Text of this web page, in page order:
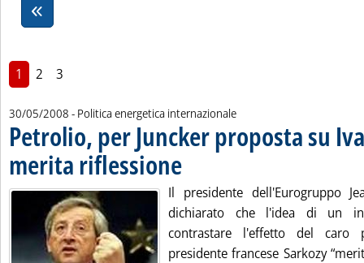
1 2 3
30/05/2008 - Politica energetica internazionale
Petrolio, per Juncker proposta su
merita riflessione . Pubblicata venerdì 30 maggio 2008 alle
Il presidente dell'Eurogruppo
dichiarato che l'idea di un
contrastare l'effetto del caro
presidente francese Sarkozy